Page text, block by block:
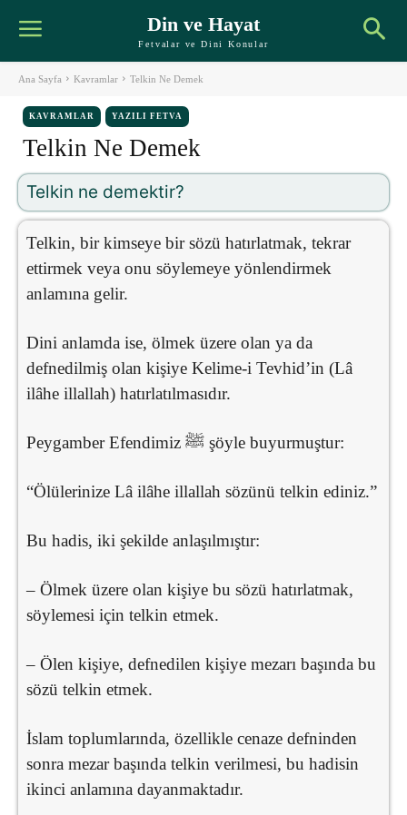
Din ve Hayat
Fetvalar ve Dini Konular
Ana Sayfa Kavramlar Telkin Ne Demek
KAVRAMLAR YAZILI FETVA
Telkin Ne Demek
Telkin ne demektir?
Telkin, bir kimseye bir sözü hatırlatmak, tekrar
ettirmek veya onu söylemeye yönlendirmek
anlamına gelir.
Dini anlamda ise, ölmek üzere olan ya da
defnedilmiş olan kişiye Kelime-i Tevhid’in (Lâ
ilâhe illallah) hatırlatılmasıdır.
Peygamber Efendimiz ﷺ şöyle buyurmuştur:
“Ölülerinize Lâ ilâhe illallah sözünü telkin ediniz.”
Bu hadis, iki şekilde anlaşılmıştır:
– Ölmek üzere olan kişiye bu sözü hatırlatmak,
söylemesi için telkin etmek.
– Ölen kişiye, defnedilen kişiye mezarı başında bu
sözü telkin etmek.
İslam toplumlarında, özellikle cenaze defninden
sonra mezar başında telkin verilmesi, bu hadisin
ikinci anlamına dayanmaktadır.